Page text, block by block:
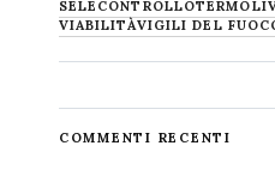
SELECONTROLLOTERMOLI
VIABILITÀVIGILI DEL
COMMENTI RECENTI